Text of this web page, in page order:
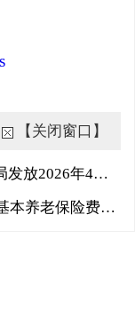
【关闭窗口】
上一篇：乳山市人力资源和社会保障局发放2026年4月份乡村公益性岗位补贴公示
下一篇：关于2026年对大龄领金人员基本养老保险费补贴公示的通知（第二批）